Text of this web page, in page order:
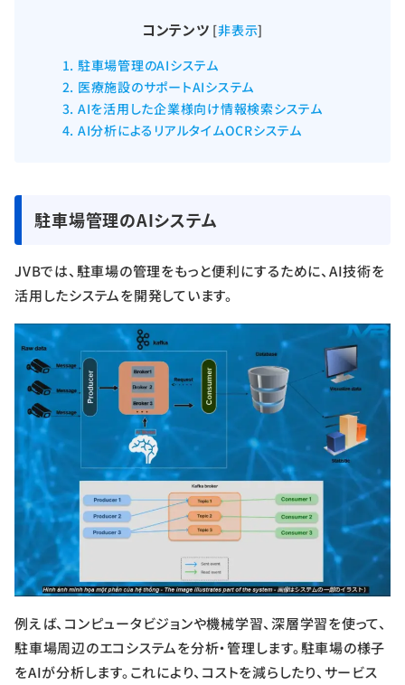
コンテンツ [非表示]
1. 駐車場管理のAIシステム
2. 医療施設のサポートAIシステム
3. AIを活用した企業様向け情報検索システム
4. AI分析によるリアルタイムOCRシステム
駐車場管理のAIシステム
JVBでは、駐車場の管理をもっと便利にするために、AI技術を
活用したシステムを開発しています。
例えば、コンピュータビジョンや機械学習、深層学習を使って、
駐車場周辺のエコシステムを分析・管理します。駐車場の様子
をAIが分析します。これにより、コストを減らしたり、サービス